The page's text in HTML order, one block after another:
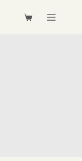
Košarica